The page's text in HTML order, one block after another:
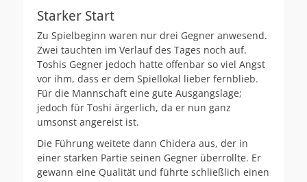
Starker Start
Zu Spielbeginn waren nur drei Gegner anwesend.
Zwei tauchten im Verlauf des Tages noch auf.
Toshis Gegner jedoch hatte offenbar so viel Angst
vor ihm, dass er dem Spiellokal lieber fernblieb.
Für die Mannschaft eine gute Ausgangslage;
jedoch für Toshi ärgerlich, da er nun ganz
umsonst angereist ist.
Die Führung weitete dann Chidera aus, der in
einer starken Partie seinen Gegner überrollte. Er
gewann eine Qualität und führte schließlich einen